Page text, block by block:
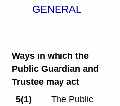
GENERAL
Ways in which the
Public Guardian and
Trustee may act
5(1)
The Public